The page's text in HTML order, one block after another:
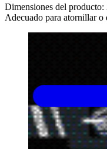
Dimensiones del
Adecuado para atornillar